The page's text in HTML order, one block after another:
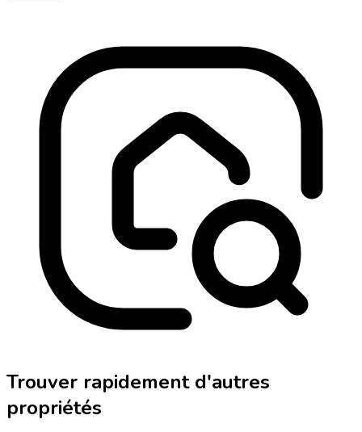
Trouver rapidement d'autres
propriétés